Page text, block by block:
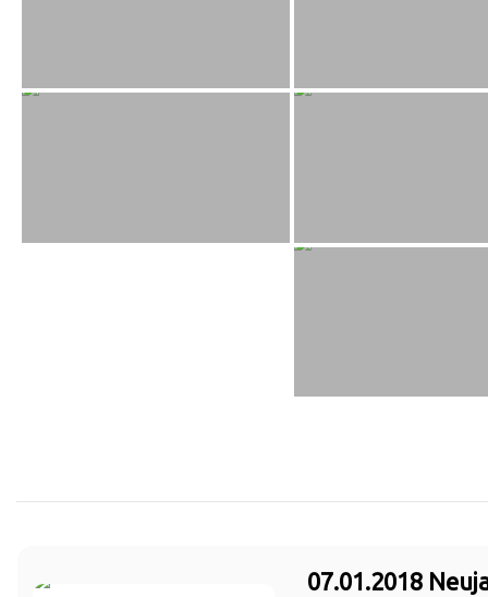
07.01.2018